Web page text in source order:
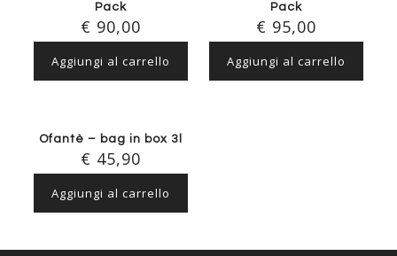
Pack
€ 90,00
Aggiungi al carrello
Pack
€ 95,00
Aggiungi al carrello
Ofantè – bag in box 3l
€ 45,90
Aggiungi al carrello